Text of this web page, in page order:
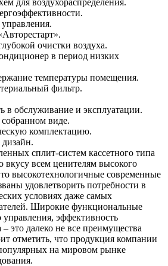
очистки воздуха.
в период низких
температуры помещения.
фильтр.
в обслуживание и эксплуатации.
виде.
комплектацию.
сплит-систем кассетного типа
вкусу всем ценителям высокого
высокотехнологичные современные
удовлетворить потребности в
условиях даже самых
Широкие функциональные
эффективность
это далеко не все преимущества
отметить, что продукция компании
на мировом рынке